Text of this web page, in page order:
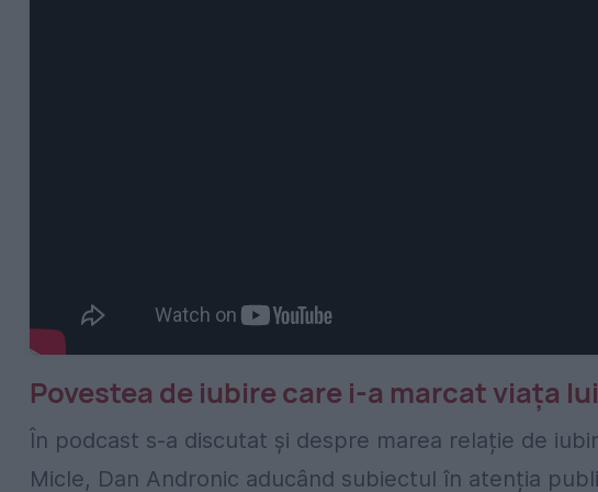
Povestea de iubire care i-a marcat viața
În podcast s-a discutat și despre marea relație de
Micle, Dan Andronic aducând subiectul în atenția